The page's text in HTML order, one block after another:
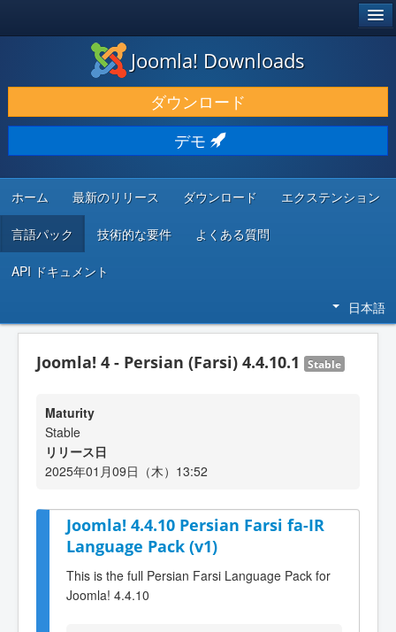
ダウンロードと機能拡張
発見と学び
コミュニティとサポート
開発者向けリソース
Joomla! Downloads
ダウンロード
デモ
ホーム 最新のリリース ダウンロード エクステンション
言語パック 技術的な要件 よくある質問
API ドキュメント
日本語
Joomla! 4 - Persian (Farsi) 4.4.10.1 Stable
Maturity
Stable
リリース日
2025年01月09日（木）13:52
Joomla! 4.4.10 Persian Farsi fa-IR
Language Pack (v1)
This is the full Persian Farsi Language Pack for
Joomla! 4.4.10